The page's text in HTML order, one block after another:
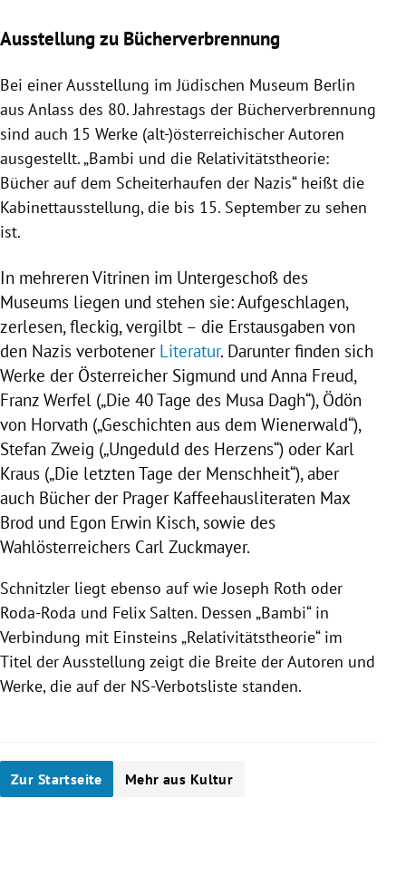
Ausstellung zu Bücherverbrennung
Bei einer Ausstellung im Jüdischen Museum Berlin
aus Anlass des 80. Jahrestags der Bücherverbrennung
sind auch 15 Werke (alt-)österreichischer Autoren
ausgestellt. „Bambi und die Relativitätstheorie:
Bücher auf dem Scheiterhaufen der Nazis“ heißt die
Kabinettausstellung, die bis 15. September zu sehen
ist.
In mehreren Vitrinen im Untergeschoß des
Museums liegen und stehen sie: Aufgeschlagen,
zerlesen, fleckig, vergilbt – die Erstausgaben von
den Nazis verbotener Literatur. Darunter finden sich
Werke der Österreicher Sigmund und Anna Freud,
Franz Werfel („Die 40 Tage des Musa Dagh“), Ödön
von Horvath („Geschichten aus dem Wienerwald“),
Stefan Zweig („Ungeduld des Herzens“) oder Karl
Kraus („Die letzten Tage der Menschheit“), aber
auch Bücher der Prager Kaffeehausliteraten Max
Brod und Egon Erwin Kisch, sowie des
Wahlösterreichers Carl Zuckmayer.
Schnitzler liegt ebenso auf wie Joseph Roth oder
Roda-Roda und Felix Salten. Dessen „Bambi“ in
Verbindung mit Einsteins „Relativitätstheorie“ im
Titel der Ausstellung zeigt die Breite der Autoren und
Werke, die auf der NS-Verbotsliste standen.
Zur Startseite Mehr aus Kultur